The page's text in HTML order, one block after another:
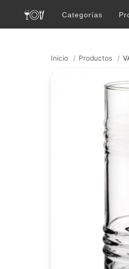
Categorías
Inicio / Productos /